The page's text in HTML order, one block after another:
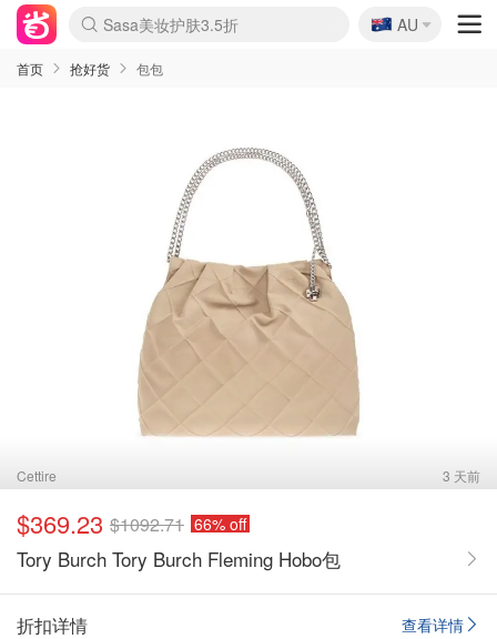
lululemon折扣上新
Sasa美妆护肤3.5折
SSENSE年中2.5折
FreshBeauty好价汇总
Cettire降价+叠9折
WWS Coles超市实拍
viagogo二手票捡漏
Myer超级周末
The Outnet奢牌1折起
David Jones 3折起
Flannels大牌1折
Perfumes Club护肤1折
AMIRO面罩$251
Amazon折扣汇总
eToro入金$200送$50
Amazon数码好物
ICONIC本周7.5折
ThedoubleF高奢地板价
Moose Knuckles 6折
丝芙兰5折起
EUFY摄像头$98
Selenichast首饰2折
Trip机票酒店促销
YSL送5件彩妆礼
Amazon家居好物
Amazon美妆护肤
雅漾大喷$8
过敏原检测盒$33
伊索独家赠50ml沐浴露
科颜氏高保湿面霜$29
SEALIFE海洋馆门票6折
丝塔芙大白罐$16
订阅Newsletter送香薰
Cult Beauty 6.8折
Harrods圣诞日历$525
LN-CC奢牌私促3折
d'Alba空姐喷雾$16
EVE LOM套装£56
Bernardelli独家4折
Adore Beauty 6折起
CT圣诞日历
Mytheresa奢品2.7折
Luxury Escapes 9折
Currentbody美容仪$881
MOON Garden Live
Roborock扫地机$649
Tingo Life水杯$24
Valentino官网5折
CR洗护套装$23
修丽可4件套$159
Myer彩妆2件7折
GANNI官网4.5折
Stylevana韩妆4折
Tessabit高奢8.5折
OGX洗发水$11
Amazon阿德莱德次日达
卡诗8.5折+赠礼
Philips Hue灯具8折
🇦🇺
AU
首页 抢好货 包包
Cettire 3 天前
$369.23 $1092.71 66% off
Tory Burch Tory Burch Fleming Hobo包
查看详情
折扣详情